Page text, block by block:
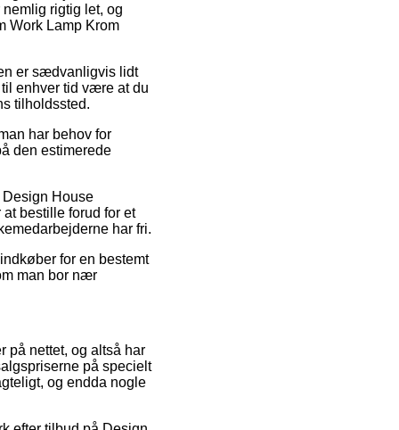
rigtig let, og
Work Lamp Krom
er sædvanligvis lidt
enhver tid være at du
tilholdssted.
har behov for
den estimerede
Design House
bestille forud for et
har fri.
for en bestemt
man bor nær
på nettet, og altså har
på specielt
og endda nogle